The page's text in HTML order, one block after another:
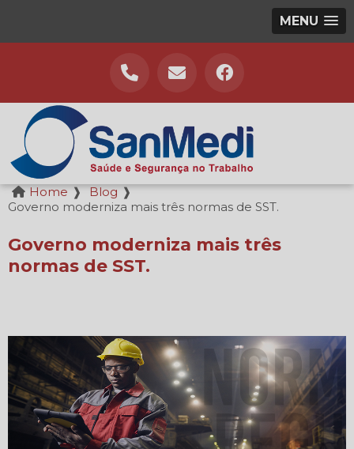
MENU
Home ❱ Blog ❱
Governo moderniza mais três normas de SST.
Governo moderniza mais três
normas de SST.